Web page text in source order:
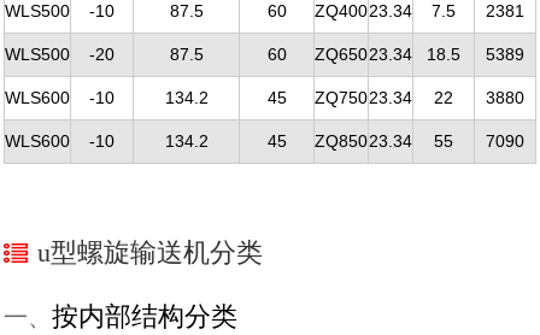
WLS500 -10 87.5 60 ZQ40023.34 7.5 2381
WLS500 -20 87.5 60 ZQ65023.34 18.5 5389
WLS600 -10 134.2 45 ZQ75023.34 22 3880
WLS600 -10 134.2 45 ZQ85023.34 55 7090
u型螺旋输送机分类
一、 按内部结构分类